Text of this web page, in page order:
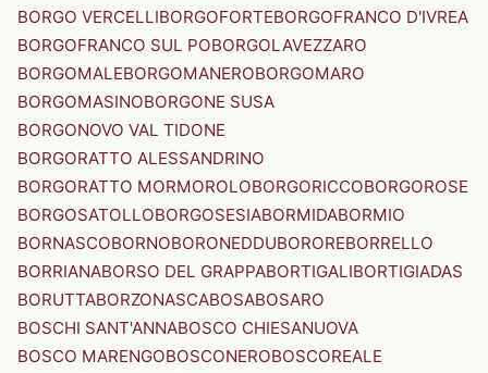
BORGO VERCELLIBORGOFORTEBORGOFRANCO D'IVREA
BORGOFRANCO SUL POBORGOLAVEZZARO
BORGOMALEBORGOMANEROBORGOMARO
BORGOMASINOBORGONE SUSA
BORGONOVO VAL TIDONE
BORGORATTO ALESSANDRINO
BORGORATTO MORMOROLOBORGORICCOBORGOROSE
BORGOSATOLLOBORGOSESIABORMIDABORMIO
BORNASCOBORNOBORONEDDUBOROREBORRELLO
BORRIANABORSO DEL GRAPPABORTIGALIBORTIGIADAS
BORUTTABORZONASCABOSABOSARO
BOSCHI SANT'ANNABOSCO CHIESANUOVA
BOSCO MARENGOBOSCONEROBOSCOREALE